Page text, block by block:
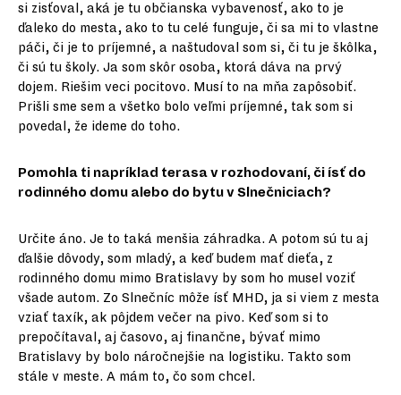
si zisťoval, aká je tu občianska vybavenosť, ako to je
ďaleko do mesta, ako to tu celé funguje, či sa mi to vlastne
páči, či je to príjemné, a naštudoval som si, či tu je škôlka,
či sú tu školy. Ja som skôr osoba, ktorá dáva na prvý
dojem. Riešim veci pocitovo. Musí to na mňa zapôsobiť.
Prišli sme sem a všetko bolo veľmi príjemné, tak som si
povedal, že ideme do toho.
Pomohla ti napríklad terasa v rozhodovaní, či ísť do
rodinného domu alebo do bytu v Slnečniciach?
Určite áno. Je to taká menšia záhradka. A potom sú tu aj
ďalšie dôvody, som mladý, a keď budem mať dieťa, z
rodinného domu mimo Bratislavy by som ho musel voziť
všade autom. Zo Slnečníc môže ísť MHD, ja si viem z mesta
vziať taxík, ak pôjdem večer na pivo. Keď som si to
prepočítaval, aj časovo, aj finančne, bývať mimo
Bratislavy by bolo náročnejšie na logistiku. Takto som
stále v meste. A mám to, čo som chcel.